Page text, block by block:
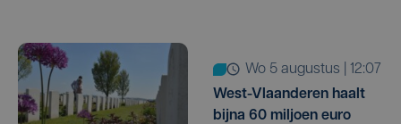
wo 5 augustus | 12:07
West-Vlaanderen haalt
bijna 60 miljoen euro